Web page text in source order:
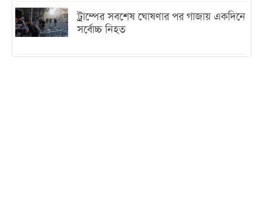
ট্রাম্পের সবশেষ ঘোষণার পর গাজায় একদিনে
সর্বোচ্চ নিহত